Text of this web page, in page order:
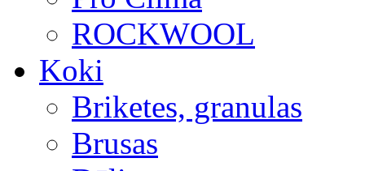
ROCKWOOL
Koki
Briketes, granulas
Brusas